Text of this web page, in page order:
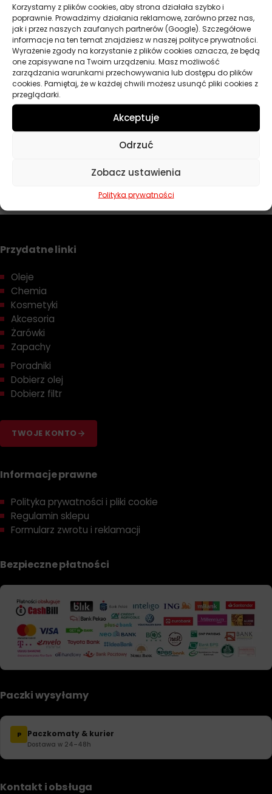
Korzystamy z plików cookies, aby strona działała szybko i
poprawnie. Prowadzimy działania reklamowe, zarówno przez nas,
jak i przez naszych zaufanych partnerów (Google). Szczegółowe
informacje na ten temat znajdziesz w naszej polityce prywatności.
Wyrażenie zgody na korzystanie z plików cookies oznacza, że będą
one zapisywane na Twoim urządzeniu. Masz możliwość
zarządzania warunkami przechowywania lub dostępu do plików
cookies. Pamiętaj, że w każdej chwili możesz usunąć pliki cookies z
przeglądarki.
Akceptuje
Odrzuć
Zobacz ustawienia
Polityka prywatności
CASTROL HYSOL 30 FF 20L
Zamów
Przydatne linki
Oleje
Chemia
Kosmetyki
Akcesoria
Żarówki
Zapachy
Poradniki
Dobierz olej
Dobierz filtr
TWOJE KONTO
Informacje prawne
Polityka prywatności i pliki cookie
Regulamin sklepu
Formularz zwrotu i reklamacji
Bezpieczne płatności
Paczki wysyłamy
P Paczkomaty & kurier
Dostawa w 24–48h
Kontakt i obsługa